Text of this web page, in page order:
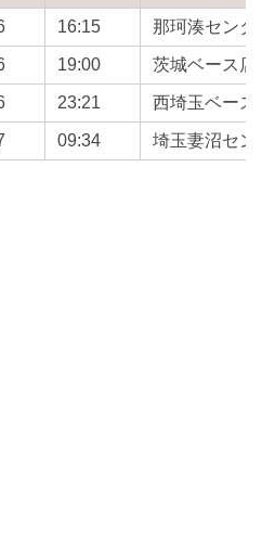
16:15 那珂湊センタ
19:00 茨城ベース店
23:21 西埼玉ベース
09:34 埼玉妻沼セン